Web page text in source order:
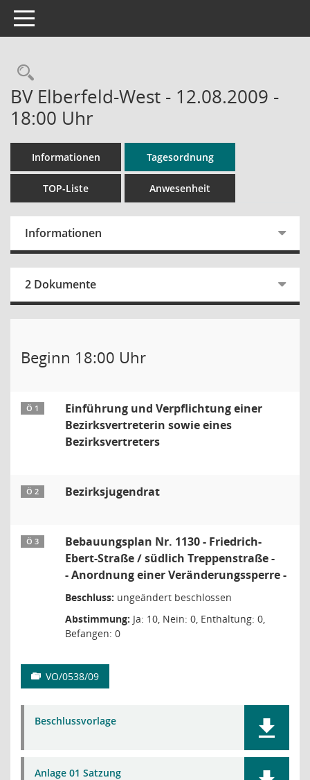
Toggle navigation
Rechercheauswahl
BV Elberfeld-West - 12.08.2009 -
18:00 Uhr
Informationen Tagesordnung
TOP-Liste Anwesenheit
Informationen
2 Dokumente
Beginn 18:00 Uhr
Ö 1
Einführung und Verpflichtung einer
Bezirksvertreterin sowie eines
Bezirksvertreters
Ö 2 Bezirksjugendrat
Ö 3
Bebauungsplan Nr. 1130 - Friedrich-
Ebert-Straße / südlich Treppenstraße -
- Anordnung einer Veränderungssperre -
Beschluss: ungeändert beschlossen
Abstimmung: Ja: 10, Nein: 0, Enthaltung: 0,
Befangen: 0
VO/0538/09
Beschlussvorlage
Anlage 01 Satzung